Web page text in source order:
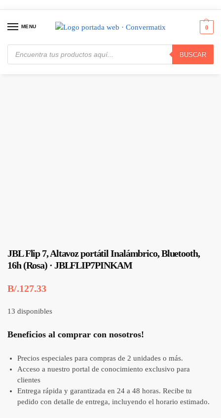
MENU
BUSCAR
0
Inicio / Audio y Video / Parlantes / Bocinas / Cornetas JBL Flip 7, Altavoz portátil Inalámbrico, Bluetooth, 16h (Rosa) · JBLFLIP7PINKAM
JBL Flip 7, Altavoz portátil Inalámbrico, Bluetooth,
16h (Rosa) · JBLFLIP7PINKAM
B/.127.33
13 disponibles
Beneficios al comprar con nosotros!
Precios especiales para compras de 2 unidades o más.
Acceso a nuestro portal de conocimiento exclusivo para
clientes
Entrega rápida y garantizada en 24 a 48 horas. Recibe tu
pedido con detalle de entrega, incluyendo el horario estimado.